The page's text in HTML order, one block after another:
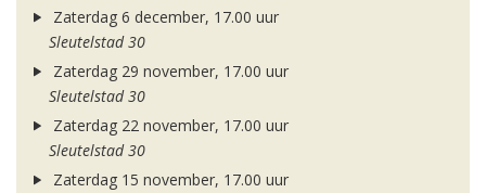
Zaterdag 6 december, 17.00 uur
Sleutelstad 30
Zaterdag 29 november, 17.00 uur
Sleutelstad 30
Zaterdag 22 november, 17.00 uur
Sleutelstad 30
Zaterdag 15 november, 17.00 uur